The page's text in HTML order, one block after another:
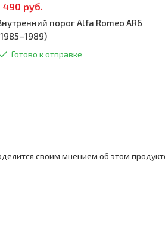
490 руб.
порог Alfa Romeo AR6
Готово к отправке
своим мнением об этом